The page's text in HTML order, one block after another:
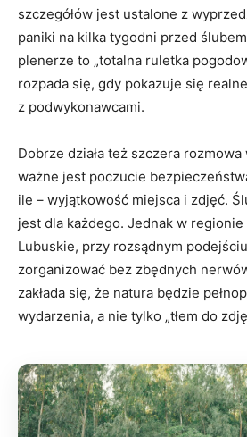
szczegółów jest ustalone z
paniki na kilka tygodni przed
plenerze to „totalna ruletka
rozpada się, gdy pokazuje się
z podwykonawcami.
Dobrze działa też szczera
ważne jest poczucie
ile – wyjątkowość miejsca i zdjęć.
jest dla każdego. Jednak w
Lubuskie, przy rozsądnym
zorganizować bez zbędnych
zakłada się, że natura będzie
wydarzenia, a nie tylko „tłem do